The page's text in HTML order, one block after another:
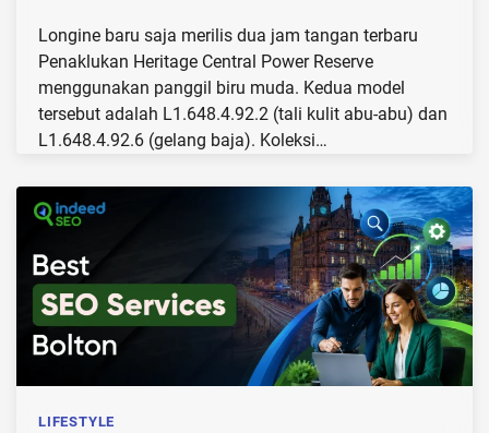
Longine baru saja merilis dua jam tangan terbaru
Penaklukan Heritage Central Power Reserve
menggunakan panggil biru muda. Kedua model
tersebut adalah L1.648.4.92.2 (tali kulit abu-abu) dan
L1.648.4.92.6 (gelang baja). Koleksi…
LIFESTYLE